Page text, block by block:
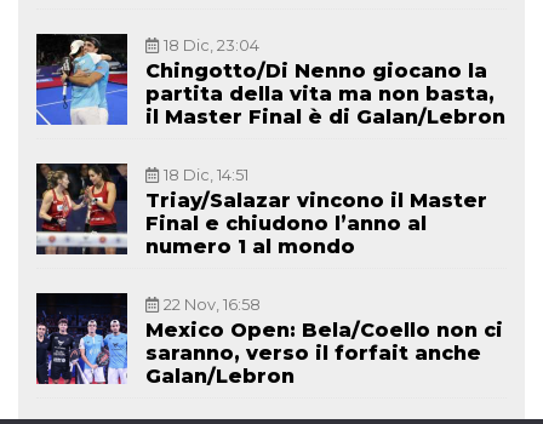
18 Dic, 23:04
Chingotto/Di Nenno giocano la
partita della vita ma non basta,
il Master Final è di Galan/Lebron
18 Dic, 14:51
Triay/Salazar vincono il Master
Final e chiudono l’anno al
numero 1 al mondo
22 Nov, 16:58
Mexico Open: Bela/Coello non ci
saranno, verso il forfait anche
Galan/Lebron